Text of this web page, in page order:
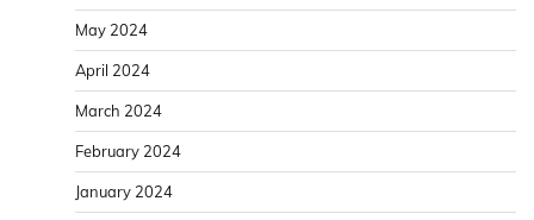
May 2024
April 2024
March 2024
February 2024
January 2024